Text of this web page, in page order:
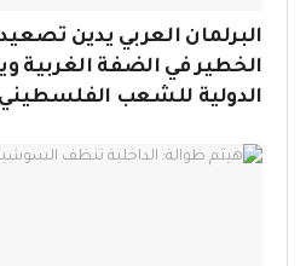
البرلمان العربي يدين تصعيد
الخطير في الضفة الغربية
الدولية للشعب الفلسطيني